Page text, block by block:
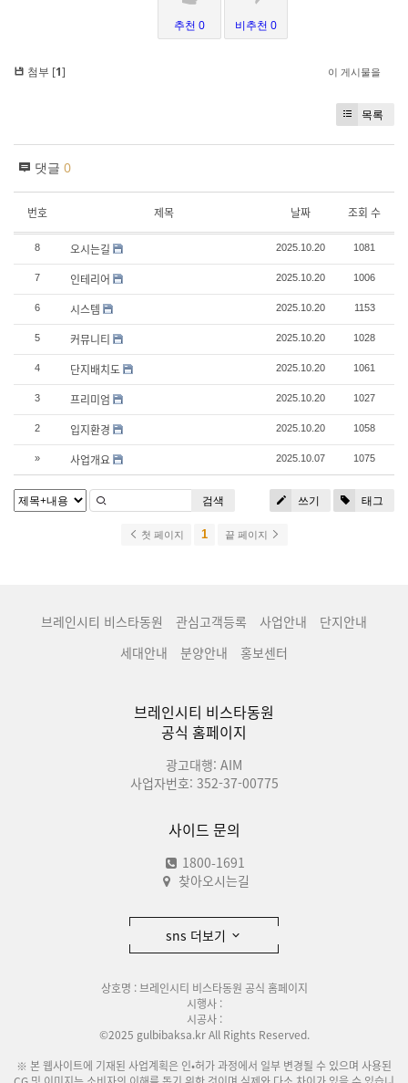
추천 0 비추천 0
첨부 [1] 이 게시물을
목록
댓글 0
번호 제목 날짜 조회 수
8 오시는길 2025.10.20 1081
7 인테리어 2025.10.20 1006
6 시스템 2025.10.20 1153
5 커뮤니티 2025.10.20 1028
4 단지배치도 2025.10.20 1061
3 프리미엄 2025.10.20 1027
2 입지환경 2025.10.20 1058
» 사업개요 2025.10.07 1075
쓰기 태그
검색
첫 페이지 1 끝 페이지
브레인시티 비스타동원 관심고객등록 사업안내
단지안내
세대안내
분양안내 홍보센터
브레인시티 비스타동원
공식 홈페이지
광고대행: AIM
사업자번호: 352-37-00775
사이드 문의
1800-1691
찾아오시는길
sns 더보기
상호명 : 브레인시티 비스타동원 공식 홈페이지
시행사 :
시공사 :
©2025 gulbibaksa.kr All Rights Reserved.
※ 본 웹사이트에 기재된 사업계획은 인•허가 과정에서 일부 변경될 수 있으며 사용된